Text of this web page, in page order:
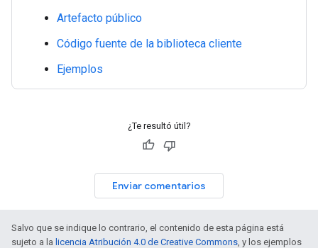
Artefacto público
Código fuente de la biblioteca cliente
Ejemplos
¿Te resultó útil?
Enviar comentarios
Salvo que se indique lo contrario, el contenido de esta página está
sujeto a la licencia Atribución 4.0 de Creative Commons, y los ejemplos